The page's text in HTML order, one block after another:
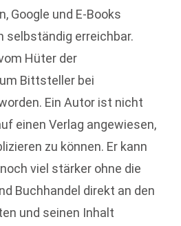
Google und E-Books
selbständig erreichbar.
Hüter der
Bittsteller bei
Ein Autor ist nicht
einen Verlag angewiesen,
zu können. Er kann
viel stärker ohne die
Buchhandel direkt an den
und seinen Inhalt